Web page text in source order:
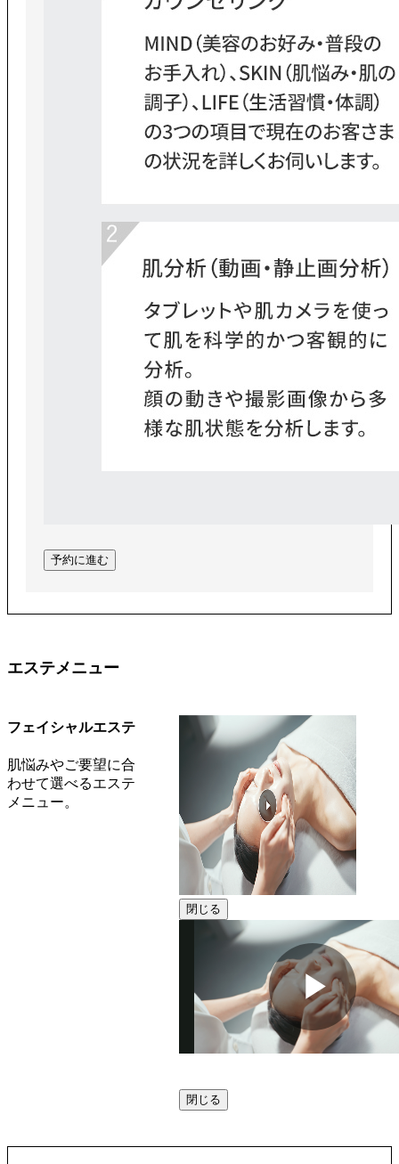
予約に進む
エステメニュー
フェイシャルエステ
肌悩みやご要望に合
わせて選べるエステ
メニュー。
閉じる
動
閉じる